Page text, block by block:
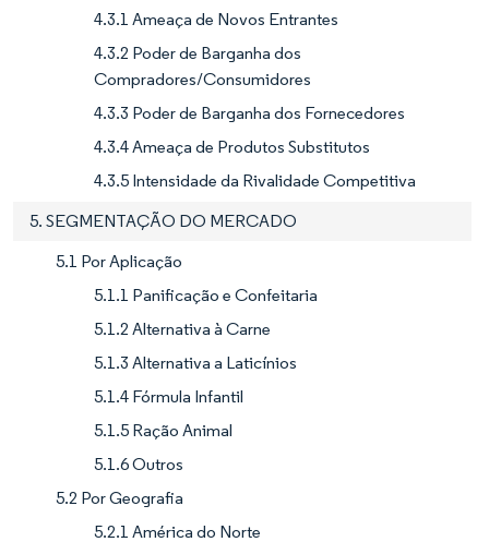
4.3.1 Ameaça de Novos Entrantes
4.3.2 Poder de Barganha dos
Compradores/Consumidores
4.3.3 Poder de Barganha dos Fornecedores
4.3.4 Ameaça de Produtos Substitutos
4.3.5 Intensidade da Rivalidade Competitiva
5. SEGMENTAÇÃO DO MERCADO
5.1 Por Aplicação
5.1.1 Panificação e Confeitaria
5.1.2 Alternativa à Carne
5.1.3 Alternativa a Laticínios
5.1.4 Fórmula Infantil
5.1.5 Ração Animal
5.1.6 Outros
5.2 Por Geografia
5.2.1 América do Norte